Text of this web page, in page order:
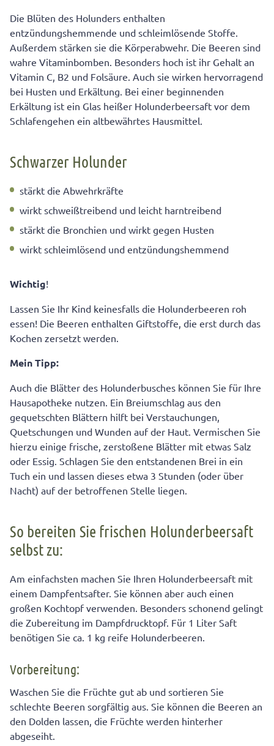
So bereiten Sie frischen Holunderbeersaft selbst zu:
Holunder-Honig-Sirup
Holunderblüten-Tee
Die Blüten des Holunders enthalten
entzündungshemmende und schleimlösende Stoffe.
Außerdem stärken sie die Körperabwehr. Die Beeren sind
wahre Vitaminbomben. Besonders hoch ist ihr Gehalt an
Vitamin C, B2 und Folsäure. Auch sie wirken hervorragend
bei Husten und Erkältung. Bei einer beginnenden
Erkältung ist ein Glas heißer Holunderbeersaft vor dem
Schlafengehen ein altbewährtes Hausmittel.
Schwarzer Holunder
stärkt die Abwehrkräfte
wirkt schweißtreibend und leicht harntreibend
stärkt die Bronchien und wirkt gegen Husten
wirkt schleimlösend und entzündungshemmend
Wichtig!
Lassen Sie Ihr Kind keinesfalls die Holunderbeeren roh
essen! Die Beeren enthalten Giftstoffe, die erst durch das
Kochen zersetzt werden.
Mein Tipp:
Auch die Blätter des Holunderbusches können Sie für Ihre
Hausapotheke nutzen. Ein Breiumschlag aus den
gequetschten Blättern hilft bei Verstauchungen,
Quetschungen und Wunden auf der Haut. Vermischen Sie
hierzu einige frische, zerstoßene Blätter mit etwas Salz
oder Essig. Schlagen Sie den entstandenen Brei in ein
Tuch ein und lassen dieses etwa 3 Stunden (oder über
Nacht) auf der betroffenen Stelle liegen.
So bereiten Sie frischen Holunderbeersaft
selbst zu:
Am einfachsten machen Sie Ihren Holunderbeersaft mit
einem Dampfentsafter. Sie können aber auch einen
großen Kochtopf verwenden. Besonders schonend gelingt
die Zubereitung im Dampfdrucktopf. Für 1 Liter Saft
benötigen Sie ca. 1 kg reife Holunderbeeren.
Vorbereitung:
Waschen Sie die Früchte gut ab und sortieren Sie
schlechte Beeren sorgfältig aus. Sie können die Beeren an
den Dolden lassen, die Früchte werden hinterher
abgeseiht.